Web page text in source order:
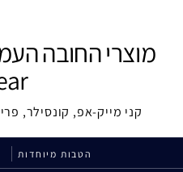
קני מייק-אפ, קונסילר,
הטבות מיוחדות